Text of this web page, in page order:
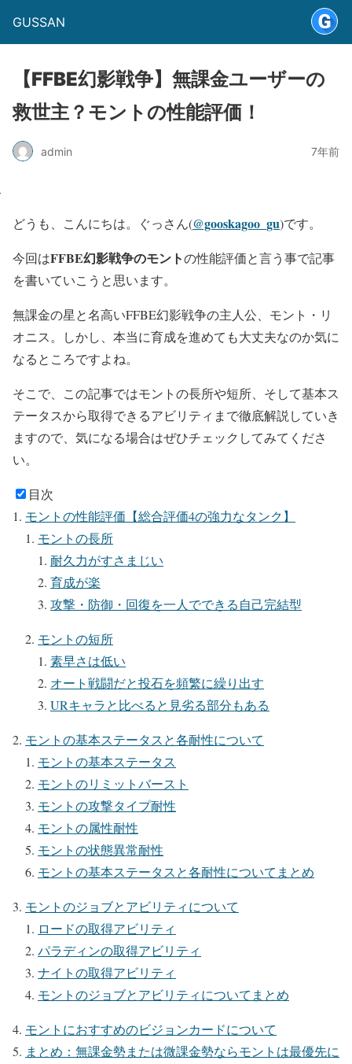
GUSSAN
【FFBE幻影戦争】無課金ユーザーの
救世主？モントの性能評価！
admin 7年前
どうも、こんにちは。ぐっさん(@gooskagoo_gu)です。
今回はFFBE幻影戦争のモントの性能評価と言う事で記事
を書いていこうと思います。
無課金の星と名高いFFBE幻影戦争の主人公、モント・リ
オニス。しかし、本当に育成を進めても大丈夫なのか気に
なるところですよね。
そこで、この記事ではモントの長所や短所、そして基本ス
テータスから取得できるアビリティまで徹底解説していき
ますので、気になる場合はぜひチェックしてみてくださ
い。
目次
モントの性能評価【総合評価4の強力なタンク】
モントの長所
耐久力がすさまじい
育成が楽
攻撃・防御・回復を一人でできる自己完結型
モントの短所
素早さは低い
オート戦闘だと投石を頻繁に繰り出す
URキャラと比べると見劣る部分もある
モントの基本ステータスと各耐性について
モントの基本ステータス
モントのリミットバースト
モントの攻撃タイプ耐性
モントの属性耐性
モントの状態異常耐性
モントの基本ステータスと各耐性についてまとめ
モントのジョブとアビリティについて
ロードの取得アビリティ
パラディンの取得アビリティ
ナイトの取得アビリティ
モントのジョブとアビリティについてまとめ
モントにおすすめのビジョンカードについて
まとめ：無課金勢または微課金勢ならモントは最優先に